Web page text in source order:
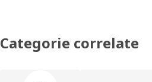
Categorie correlate